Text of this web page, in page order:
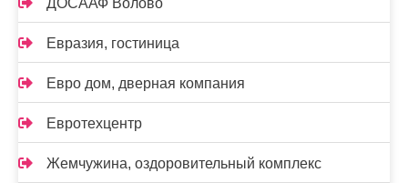
ДОСААФ Волово
Евразия, гостиница
Евро дом, дверная компания
Евротехцентр
Жемчужина, оздоровительный комплекс